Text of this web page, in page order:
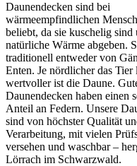
Daunendecken sind bei
wärmeempfindlichen
beliebt, da sie kuschelig sind
natürliche Wärme abgeben.
traditionell entweder von
Enten. Je nördlicher das Tier
wertvoller ist die Daune.
Daunendecken haben einen
Anteil an Federn. Unsere
sind von höchster Qualität
Verarbeitung, mit vielen
versehen und waschbar –
Lörrach im Schwarzwald.